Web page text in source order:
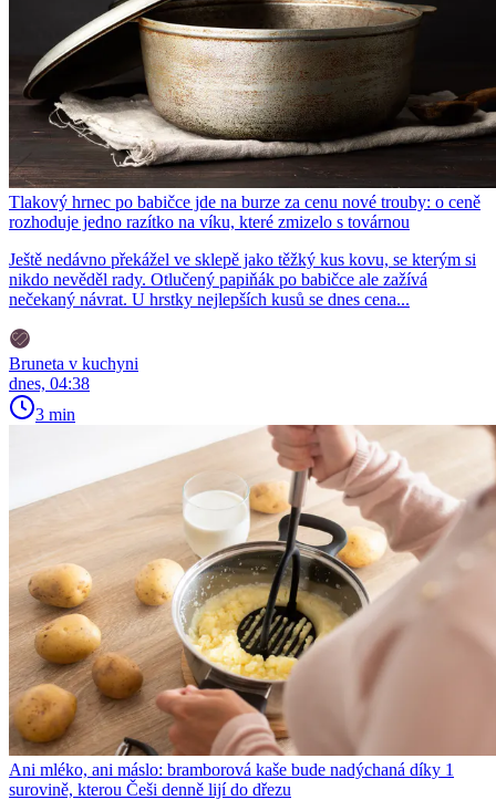
Tlakový hrnec po babičce jde na burze za cenu nové trouby: o ceně
rozhoduje jedno razítko na víku, které zmizelo s továrnou
Ještě nedávno překážel ve sklepě jako těžký kus kovu, se kterým si
nikdo nevěděl rady. Otlučený papiňák po babičce ale zažívá
nečekaný návrat. U hrstky nejlepších kusů se dnes cena...
Bruneta v kuchyni
dnes, 04:38
3 min
Ani mléko, ani máslo: bramborová kaše bude nadýchaná díky 1
surovině, kterou Češi denně lijí do dřezu